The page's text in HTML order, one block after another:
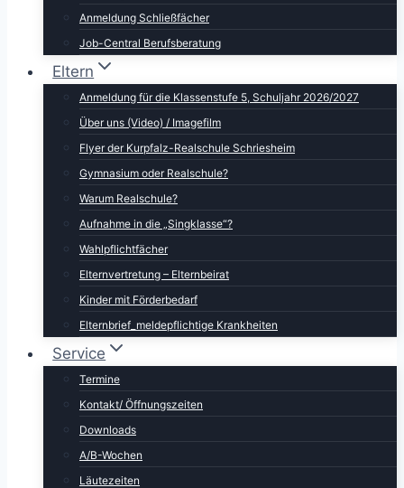
Anmeldung Schließfächer
Job-Central Berufsberatung
Eltern
Anmeldung für die Klassenstufe 5, Schuljahr 2026/2027
Über uns (Video) / Imagefilm
Flyer der Kurpfalz-Realschule Schriesheim
Gymnasium oder Realschule?
Warum Realschule?
Aufnahme in die „Singklasse“?
Wahlpflichtfächer
Elternvertretung – Elternbeirat
Kinder mit Förderbedarf
Elternbrief_meldepflichtige Krankheiten
Service
Termine
Kontakt/ Öffnungszeiten
Downloads
A/B-Wochen
Läutezeiten